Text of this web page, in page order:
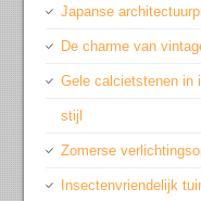
Japanse
De charme van
Gele calcietstenen in
stijl
Zomerse
Insectenvriendelijk